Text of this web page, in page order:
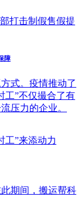
障
式。疫情推动了
工”不仅撮合了有
压力的企业。
期间，搬运帮科